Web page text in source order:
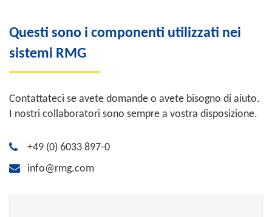
Questi sono i componenti utilizzati nei
sistemi RMG
Contattateci se avete domande o avete bisogno di aiuto.
I nostri collaboratori sono sempre a vostra disposizione.
+49 (0) 6033 897-0
info@rmg.com